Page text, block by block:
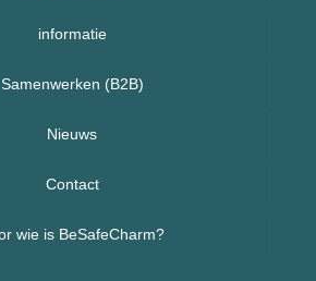
Kettingen
Kinderen
Sport sieraden
informatie
vragen (FAQ) – BeSafeCharm
& herroepingsrecht
Samenwerken (B2B)
Nieuws
Nieuws uit Nederland
Nieuws uit Spanje
Contact
wie is BeSafeCharm?